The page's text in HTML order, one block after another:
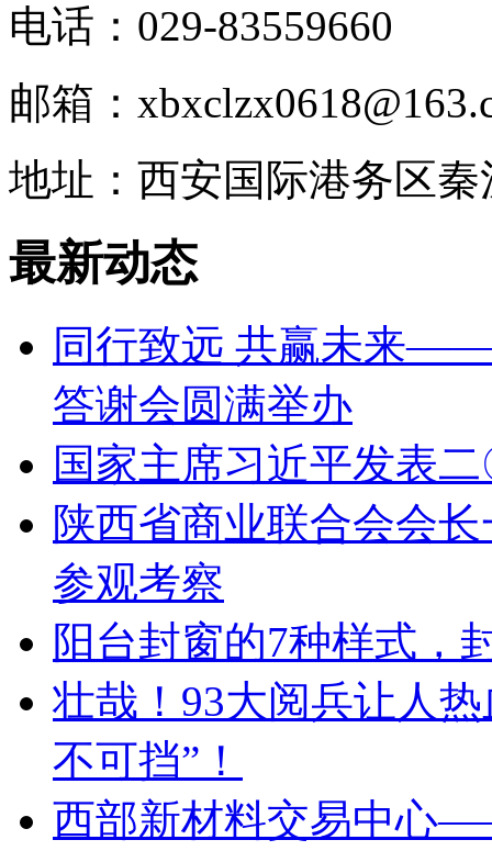
电话：029-83559660
邮箱：
地址：西安国际港务区秦
最新动态
同行致远 共赢未来
答谢会圆满举办
国家主席习近平发表
陕西省商业联合会会
参观考察
阳台封窗的7种样式，
壮哉！93大阅兵让人
不可挡”！
西部新材料交易中心